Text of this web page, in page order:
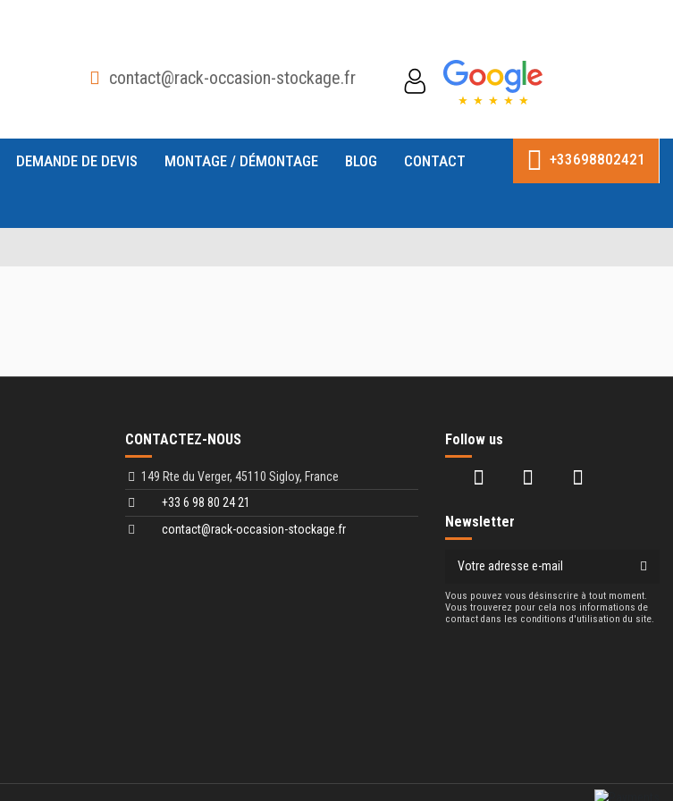
contact@rack-occasion-stockage.fr
DEMANDE DE DEVIS MONTAGE / DÉMONTAGE BLOG CONTACT +33698802421
CONTACTEZ-NOUS
149 Rte du Verger, 45110 Sigloy, France
+33 6 98 80 24 21
contact@rack-occasion-stockage.fr
Follow us
Newsletter
Vous pouvez vous désinscrire à tout moment.
Vous trouverez pour cela nos informations de
contact dans les conditions d'utilisation du site.